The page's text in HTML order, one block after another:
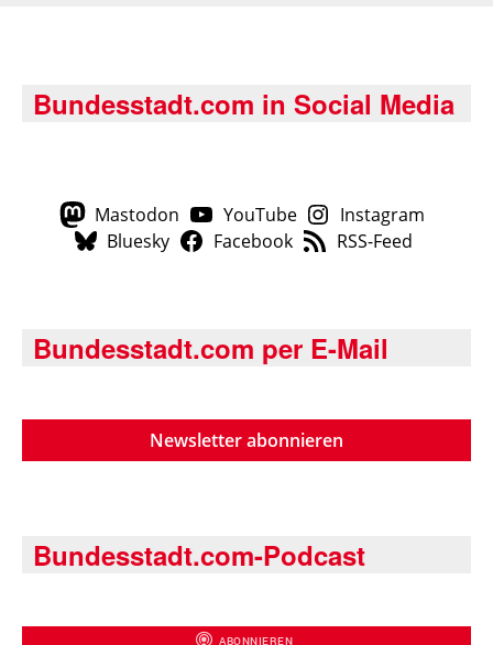
Bundesstadt.com in Social Media
Mastodon YouTube
Instagram
Bluesky
Facebook RSS-Feed
Bundesstadt.com per E-Mail
Newsletter abonnieren
Bundesstadt.com-Podcast